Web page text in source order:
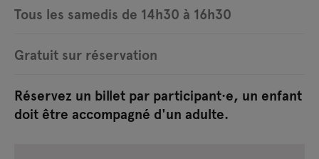
Tous les samedis de 14h30 à 16h30
Gratuit sur réservation
Réservez un billet par participant·e, un enfant
doit être accompagné d'un adulte.